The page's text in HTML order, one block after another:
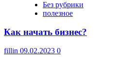
Без рубрики
полезное
Как начать бизнес?
fillin 09.02.2023 0